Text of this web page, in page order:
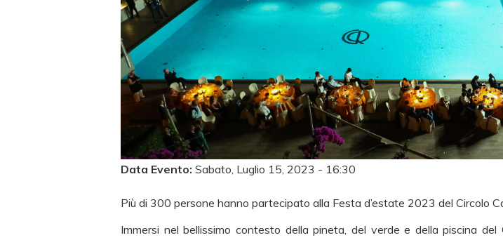
Data Evento: Sabato, Luglio 15, 2023 - 16:30
Più di 300 persone hanno partecipato alla Festa d’estate 2023 del Circolo
Immersi nel bellissimo contesto della pineta, del verde e della piscina